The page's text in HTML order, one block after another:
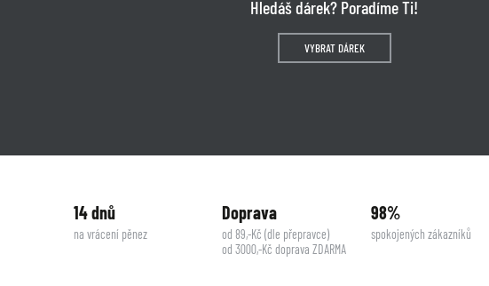
Hledáš dárek? Poradíme Ti!
VYBRAT DÁREK
14 dnů
na vrácení pěnez
Doprava
od 89,-Kč (dle přepravce)
od 3000,-Kč doprava ZDARMA
98%
spokojených zákazníků